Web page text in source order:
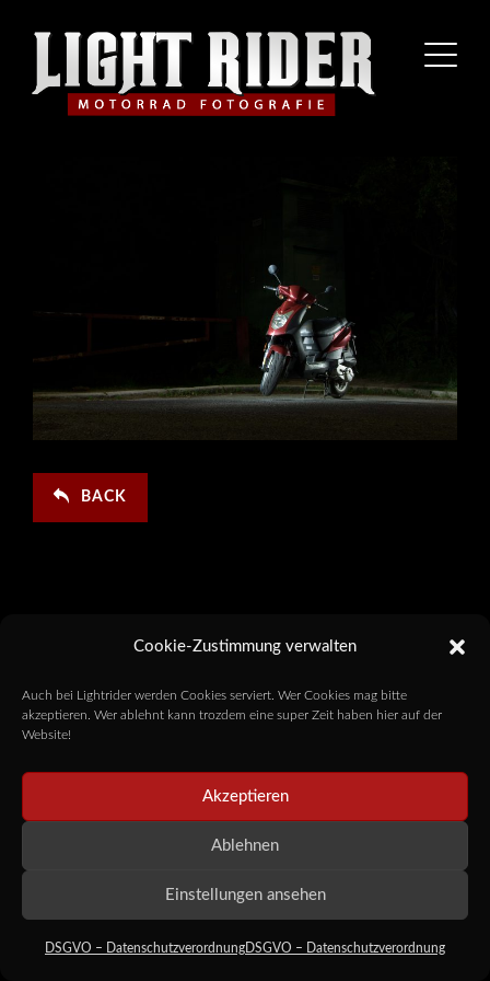
Cookie-Zustimmung verwalten
Auch bei Lightrider werden Cookies serviert. Wer Cookies mag bitte
akzeptieren. Wer ablehnt kann trozdem eine super Zeit haben hier auf der
Website!
Akzeptieren
Ablehnen
Einstellungen ansehen
DSGVO – Datenschutzverordnung DSGVO – Datenschutzverordnung
BACK